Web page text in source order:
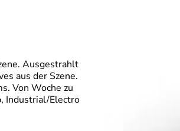
Ausgestrahlt
aus der Szene.
Von Woche zu
Industrial/Electro